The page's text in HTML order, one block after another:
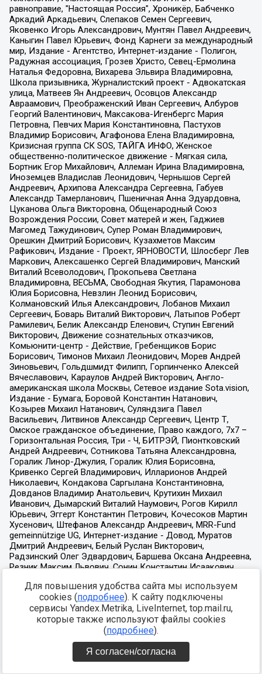
Для повышения удобства сайта мы используем
cookies (подробнее). К сайту подключены
сервисы Yandex.Metrika, LiveInternet, top.mail.ru,
которые также используют файлы cookies
(подробнее).
Я согласен/согласна